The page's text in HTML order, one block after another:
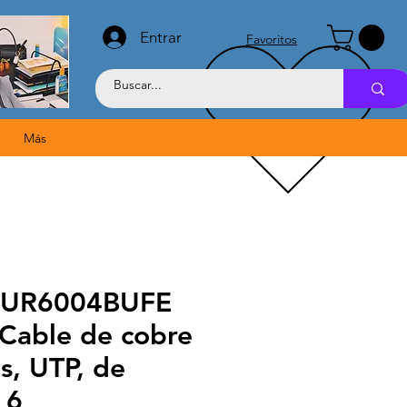
Entrar Favoritos
Más
de cobre
UTP, de